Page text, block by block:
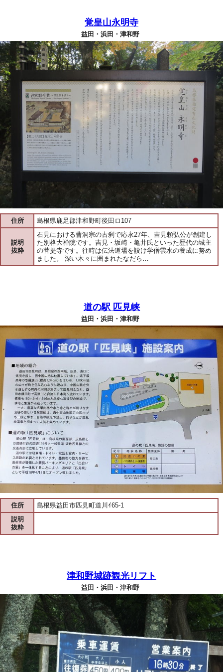
覚皇山永明寺
益田・浜田・津和野
住所 島根県鹿足郡津和野町後田ロ107
説明
抜粋
石見における曹洞宗の古刹で応永27年、吉見頼弘公が創建し
た別格大禅院です。吉見・坂崎・亀井氏といった歴代の城主
の菩提寺です。往時は伝法道場を設け学僧雲水の養成に努め
ました。 深い木々に囲まれたなだら…
道の駅 匹見峡
益田・浜田・津和野
住所
島根県益田市匹見町道川ｲ65-1
説明
抜粋
津和野城跡観光リフト
益田・浜田・津和野